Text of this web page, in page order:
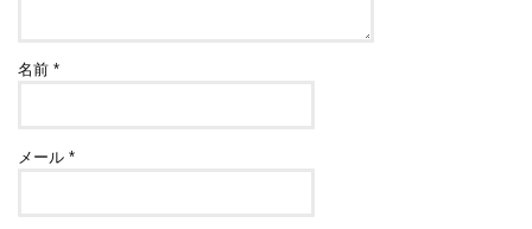
名前*
メール*